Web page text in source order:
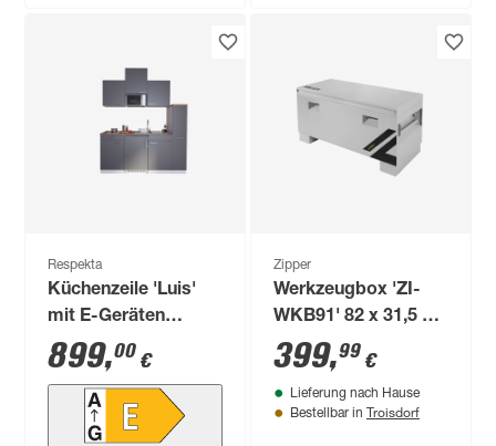
Respekta
Küchenzeile 'Luis'
mit E-Geräten
grau/weiß 180 cm
899,00 €
Zipper
Werkzeugbox 'ZI-
WKB91' 82 x 31,5 x
39 cm
399,99 €
Lieferung nach Hause
Bestellbar in Troisdorf